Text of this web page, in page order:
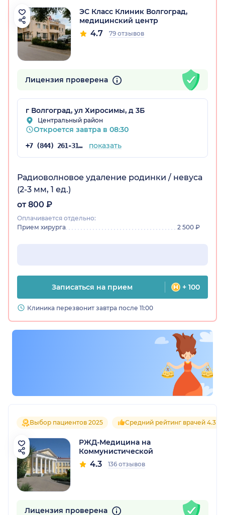
обл.)
ЭС Класс Клиник Волгоград,
медицинский центр
4.7 79 отзывов
Лицензия проверена
г Волгоград, ул Хиросимы, д 3Б
Центральный район
Откроется завтра в 08:30
+7 (844) 261-31-59 показать
Радиоволновое удаление родинки / невуса
(2-3 мм, 1 ед.)
от 800 ₽
Оплачивается отдельно:
Прием хирурга
2 500 ₽
Записаться на прием + 100
Клиника перезвонит завтра после 11:00
Выбор пациентов 2025 Средний рейтинг врачей 4.3
РЖД-Медицина на
Коммунистической
4.3 136 отзывов
Лицензия проверена